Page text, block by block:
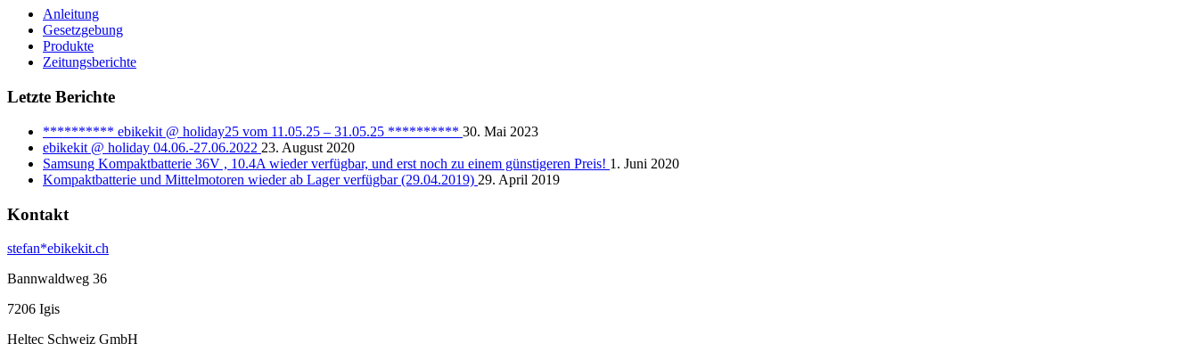
Anleitung
Gesetzgebung
Produkte
Zeitungsberichte
Letzte Berichte
********** ebikekit @ holiday25 vom 11.05.25 – 31.05.25 ********** 30. Mai 2023
ebikekit @ holiday 04.06.-27.06.2022 23. August 2020
Samsung Kompaktbatterie 36V , 10.4A wieder verfügbar, und erst noch zu einem günstigeren Preis! 1. Juni 2020
Kompaktbatterie und Mittelmotoren wieder ab Lager verfügbar (29.04.2019) 29. April 2019
Kontakt
stefan*ebikekit.ch
Bannwaldweg 36
7206 Igis
Heltec Schweiz GmbH